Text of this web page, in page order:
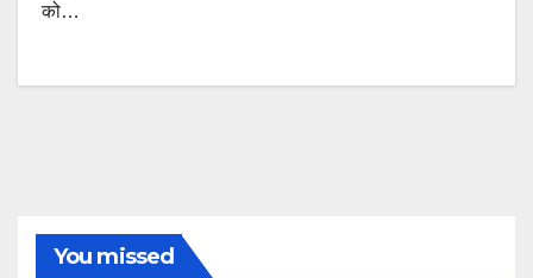
को…
You missed